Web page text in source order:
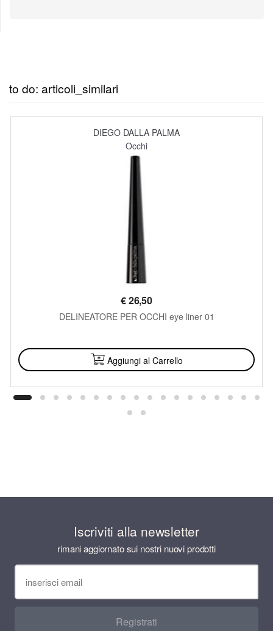
to do: articoli_similari
DIEGO DALLA PALMA
Occhi
€26,50
DELINEATORE PER OCCHI eye liner 01
Aggiungi al Carrello
Iscriviti alla newsletter
rimani aggiornato sui nostri nuovi prodotti
Registrati